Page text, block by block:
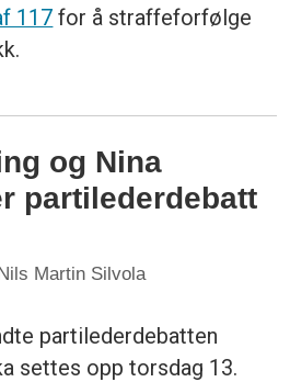
117 for å straffeforfølge
og Nina
partilederdebatt
Martin Silvola
partilederdebatten
settes opp torsdag 13.